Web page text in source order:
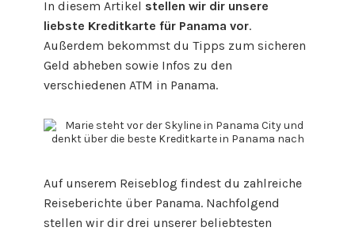
In diesem Artikel stellen wir dir unsere
liebste Kreditkarte für Panama vor.
Außerdem bekommst du Tipps zum sicheren
Geld abheben sowie Infos zu den
verschiedenen ATM in Panama.
Auf unserem Reiseblog findest du zahlreiche
Reiseberichte über Panama. Nachfolgend
stellen wir dir drei unserer beliebtesten